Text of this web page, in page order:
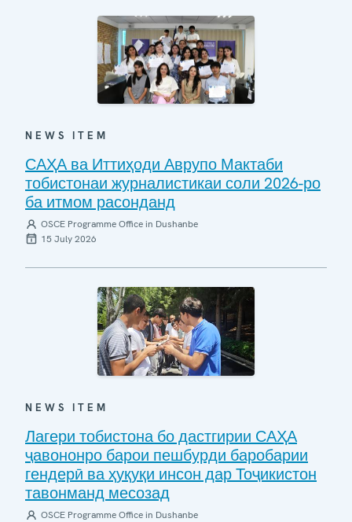
NEWS ITEM
САҲА ва Иттиҳоди Аврупо Мактаби
тобистонаи журналистикаи соли 2026-ро
ба итмом расонданд
OSCE Programme Office in Dushanbe
15 July 2026
NEWS ITEM
Лагери тобистона бо дастгирии САҲА
ҷавононро барои пешбурди баробарии
гендерӣ ва ҳуқуқи инсон дар Тоҷикистон
тавонманд месозад
OSCE Programme Office in Dushanbe